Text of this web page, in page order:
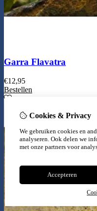
Garra Flavatra
€12,95
Bestellen
Cookies & Privacy
We gebruiken cookies en
analyseren. Ook delen we
met onze partners voor
Accepteren